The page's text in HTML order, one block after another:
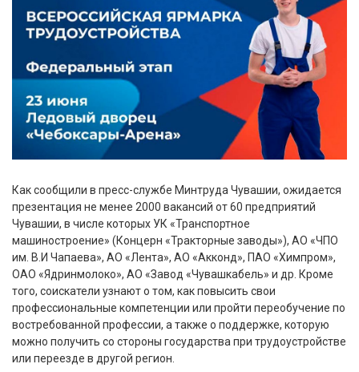
Как сообщили в пресс-службе Минтруда Чувашии, ожидается
презентация не менее 2000 вакансий от 60 предприятий
Чувашии, в числе которых УК «Транспортное
машиностроение» (Концерн «Тракторные заводы»), АО «ЧПО
им. В.И Чапаева», АО «Лента», АО «Акконд», ПАО «Химпром»,
ОАО «Ядринмолоко», АО «Завод «Чувашкабель» и др. Кроме
того, соискатели узнают о том, как повысить свои
профессиональные компетенции или пройти переобучение по
востребованной профессии, а также о поддержке, которую
можно получить со стороны государства при трудоустройстве
или переезде в другой регион.